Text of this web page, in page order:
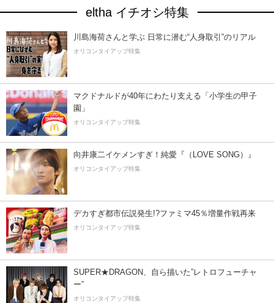
eltha イチオシ特集
川島海荷さんと学ぶ 日常に潜む“人身取引”のリアル
オリコンタイアップ特集
マクドナルドが40年にわたり支える「小学生の甲子
園」
オリコンタイアップ特集
向井康二イケメンすぎ！純愛『（LOVE SONG）』
オリコンタイアップ特集
デカすぎ都市伝説発生!?ファミマ45％増量作戦再来
オリコンタイアップ特集
SUPER★DRAGON、自ら描いた”レトロフューチャ
ー”
オリコンタイアップ特集